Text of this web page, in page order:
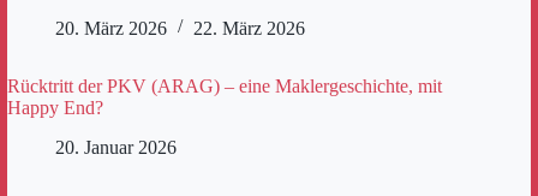
20. März 2026
22. März 2026
Rücktritt der PKV (ARAG) – eine Maklergeschichte, mit
Happy End?
20. Januar 2026